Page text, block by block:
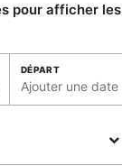
pour afficher les
DÉPART
Ajouter une date